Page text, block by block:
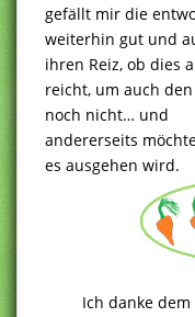
gefällt mir die
weiterhin gut und
ihren Reiz, ob dies
reicht, um auch
noch nicht… und
andererseits
es ausgehen wird.
Ich danke